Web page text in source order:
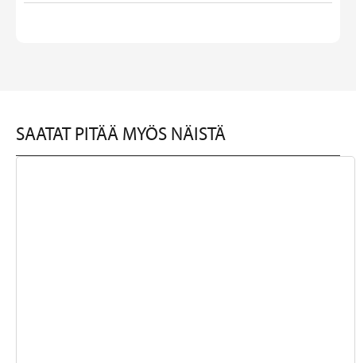
SAATAT PITÄÄ MYÖS NÄISTÄ